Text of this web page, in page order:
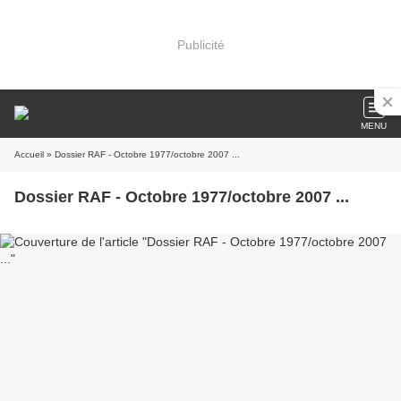
Publicité
MENU
Accueil » Dossier RAF - Octobre 1977/octobre 2007 ...
Dossier RAF - Octobre 1977/octobre 2007 ...